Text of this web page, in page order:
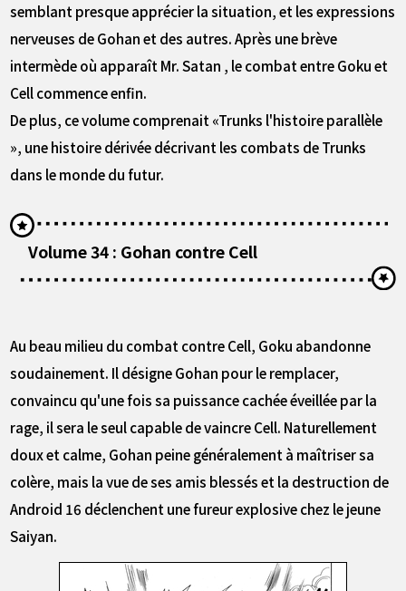
semblant presque apprécier la situation, et les expressions
nerveuses de Gohan et des autres. Après une brève
intermède où apparaît Mr. Satan , le combat entre Goku et
Cell commence enfin.
De plus, ce volume comprenait «Trunks l'histoire parallèle
», une histoire dérivée décrivant les combats de Trunks
dans le monde du futur.
Volume 34 : Gohan contre Cell
Au beau milieu du combat contre Cell, Goku abandonne
soudainement. Il désigne Gohan pour le remplacer,
convaincu qu'une fois sa puissance cachée éveillée par la
rage, il sera le seul capable de vaincre Cell. Naturellement
doux et calme, Gohan peine généralement à maîtriser sa
colère, mais la vue de ses amis blessés et la destruction de
Android 16 déclenchent une fureur explosive chez le jeune
Saiyan.